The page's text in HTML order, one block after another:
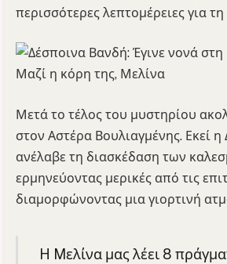
περισσότερες λεπτομέρειες για
Μετά το τέλος του μυστηρίου
στον Αστέρα Βουλιαγμένης. Εκεί
ανέλαβε τη διασκέδαση των
ερμηνεύοντας μερικές από τις
διαμορφώνοντας μια γιορτινή
H Mελίνα μας λέει 8